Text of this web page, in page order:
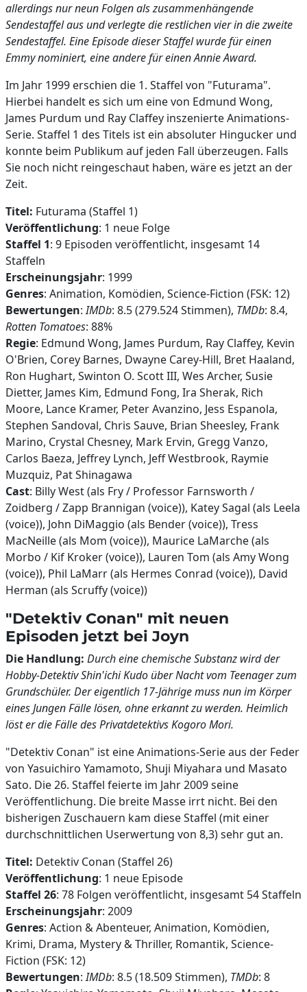
allerdings nur neun Folgen als zusammenhängende
Sendestaffel aus und verlegte die restlichen vier in die zweite
Sendestaffel. Eine Episode dieser Staffel wurde für einen
Emmy nominiert, eine andere für einen Annie Award.
Im Jahr 1999 erschien die 1. Staffel von "Futurama".
Hierbei handelt es sich um eine von Edmund Wong,
James Purdum und Ray Claffey inszenierte Animations-
Serie. Staffel 1 des Titels ist ein absoluter Hingucker und
konnte beim Publikum auf jeden Fall überzeugen. Falls
Sie noch nicht reingeschaut haben, wäre es jetzt an der
Zeit.
Titel: Futurama (Staffel 1)
Veröffentlichung: 1 neue Folge
Staffel 1: 9 Episoden veröffentlicht, insgesamt 14
Staffeln
Erscheinungsjahr: 1999
Genres: Animation, Komödien, Science-Fiction (FSK: 12)
Bewertungen:IMDb: 8.5 (279.524 Stimmen), TMDb: 8.4,
Rotten Tomatoes: 88%
Regie: Edmund Wong, James Purdum, Ray Claffey, Kevin
O'Brien, Corey Barnes, Dwayne Carey-Hill, Bret Haaland,
Ron Hughart, Swinton O. Scott III, Wes Archer, Susie
Dietter, James Kim, Edmund Fong, Ira Sherak, Rich
Moore, Lance Kramer, Peter Avanzino, Jess Espanola,
Stephen Sandoval, Chris Sauve, Brian Sheesley, Frank
Marino, Crystal Chesney, Mark Ervin, Gregg Vanzo,
Carlos Baeza, Jeffrey Lynch, Jeff Westbrook, Raymie
Muzquiz, Pat Shinagawa
Cast: Billy West (als Fry / Professor Farnsworth /
Zoidberg / Zapp Brannigan (voice)), Katey Sagal (als Leela
(voice)), John DiMaggio (als Bender (voice)), Tress
MacNeille (als Mom (voice)), Maurice LaMarche (als
Morbo / Kif Kroker (voice)), Lauren Tom (als Amy Wong
(voice)), Phil LaMarr (als Hermes Conrad (voice)), David
Herman (als Scruffy (voice))
"Detektiv Conan" mit neuen
Episoden jetzt bei Joyn
Die Handlung: Durch eine chemische Substanz wird der
Hobby-Detektiv Shin'ichi Kudo über Nacht vom Teenager zum
Grundschüler. Der eigentlich 17-Jährige muss nun im Körper
eines Jungen Fälle lösen, ohne erkannt zu werden. Heimlich
löst er die Fälle des Privatdetektivs Kogoro Mori.
"Detektiv Conan" ist eine Animations-Serie aus der Feder
von Yasuichiro Yamamoto, Shuji Miyahara und Masato
Sato. Die 26. Staffel feierte im Jahr 2009 seine
Veröffentlichung. Die breite Masse irrt nicht. Bei den
bisherigen Zuschauern kam diese Staffel (mit einer
durchschnittlichen Userwertung von 8,3) sehr gut an.
Titel: Detektiv Conan (Staffel 26)
Veröffentlichung: 1 neue Episode
Staffel 26: 78 Folgen veröffentlicht, insgesamt 54 Staffeln
Erscheinungsjahr: 2009
Genres: Action & Abenteuer, Animation, Komödien,
Krimi, Drama, Mystery & Thriller, Romantik, Science-
Fiction (FSK: 12)
Bewertungen:IMDb: 8.5 (18.509 Stimmen), TMDb: 8